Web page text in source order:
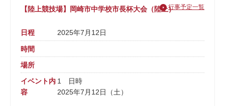
【陸上競技場】岡崎市中学校市長杯大会（陸上）行事予定一覧
日程 2025年7月12日
時間
場所
イベント内
容
1 日時
2025年7月12日（土）